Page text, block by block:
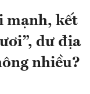
mạnh, kết
dư địa
nhiều?